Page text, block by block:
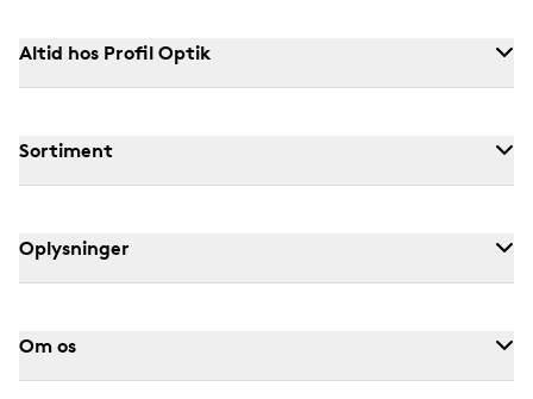
Altid hos Profil Optik
Sortiment
Oplysninger
Om os